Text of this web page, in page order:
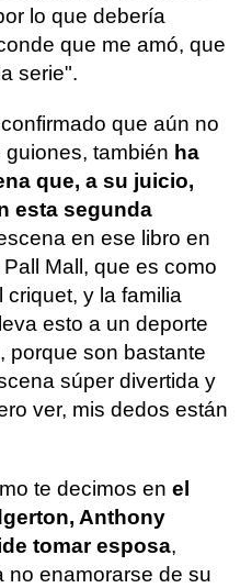
lo que debería
que me amó, que
serie".
que aún no
también ha
que, a su juicio,
esta segunda
en ese libro en
Mall, que es como
y la familia
esto a un deporte
porque son bastante
súper divertida y
ver, mis dedos están
te decimos en el
Anthony
tomar esposa,
no enamorarse de su